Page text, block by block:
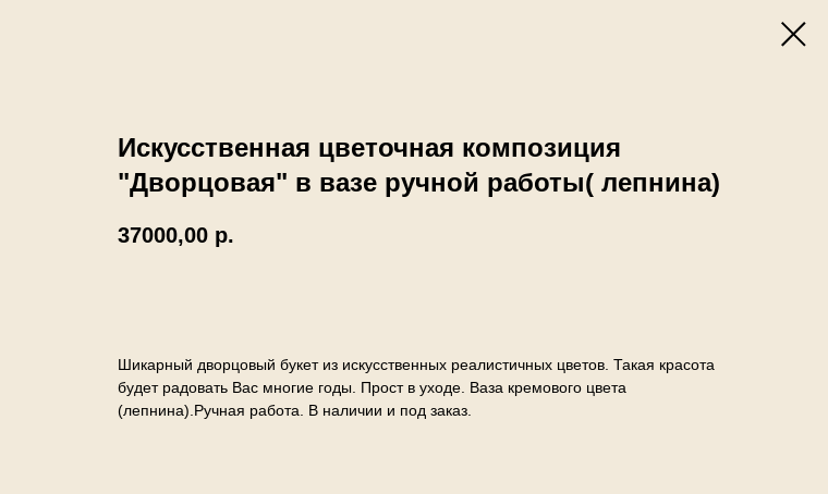
Искусственная цветочная композиция
"Дворцовая" в вазе ручной работы( лепнина)
37000,00 р.
Шикарный дворцовый букет из искусственных реалистичных цветов. Такая красота
будет радовать Вас многие годы. Прост в уходе. Ваза кремового цвета
(лепнина).Ручная работа. В наличии и под заказ.